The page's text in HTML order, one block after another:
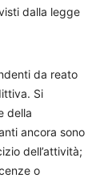
dalla legge
da reato
Si
della
ancora sono
dell’attività;
o